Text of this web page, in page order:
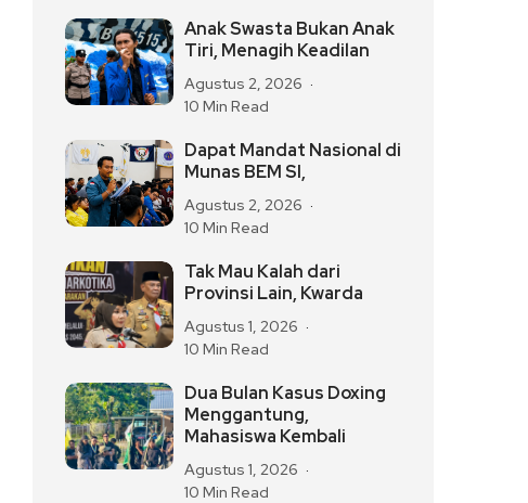
Anak Swasta Bukan Anak
Tiri, Menagih Keadilan
Agustus 2, 2026
10 Min Read
Dapat Mandat Nasional di
Munas BEM SI,
Agustus 2, 2026
10 Min Read
Tak Mau Kalah dari
Provinsi Lain, Kwarda
Agustus 1, 2026
10 Min Read
Dua Bulan Kasus Doxing
Menggantung,
Mahasiswa Kembali
Agustus 1, 2026
10 Min Read